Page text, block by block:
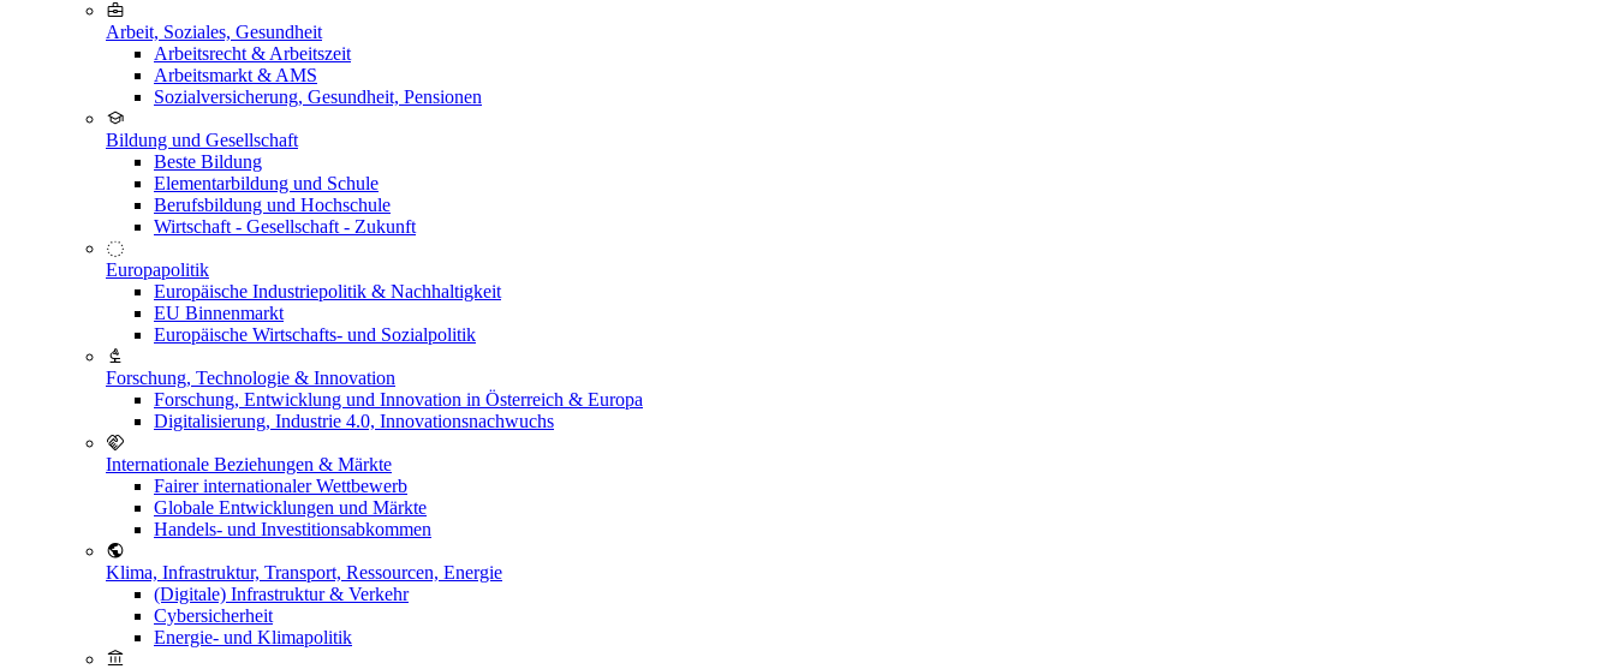
Arbeit, Soziales, Gesundheit
Arbeitsrecht & Arbeitszeit
Arbeitsmarkt & AMS
Sozialversicherung, Gesundheit, Pensionen
Bildung und Gesellschaft
Beste Bildung
Elementarbildung und Schule
Berufsbildung und Hochschule
Wirtschaft - Gesellschaft - Zukunft
Europapolitik
Europäische Industriepolitik & Nachhaltigkeit
EU Binnenmarkt
Europäische Wirtschafts- und Sozialpolitik
Forschung, Technologie & Innovation
Forschung, Entwicklung und Innovation in Österreich & Europa
Digitalisierung, Industrie 4.0, Innovationsnachwuchs
Internationale Beziehungen & Märkte
Fairer internationaler Wettbewerb
Globale Entwicklungen und Märkte
Handels- und Investitionsabkommen
Klima, Infrastruktur, Transport, Ressourcen, Energie
(Digitale) Infrastruktur & Verkehr
Cybersicherheit
Energie- und Klimapolitik